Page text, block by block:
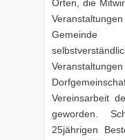
Orten, die
Vereinsarbeit
geworden.
25jährigen